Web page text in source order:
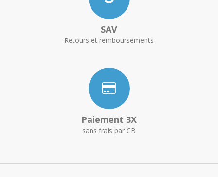
SAV
Retours et remboursements
Paiement 3X
sans frais par CB